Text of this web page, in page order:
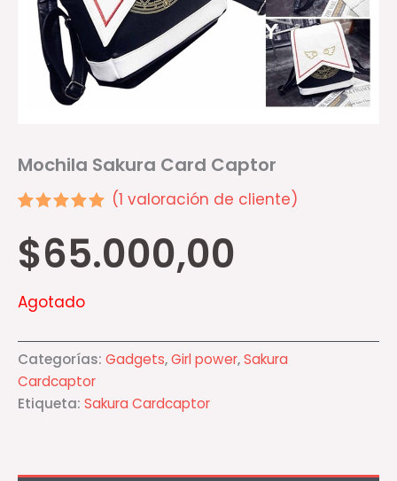
Mochila Sakura Card Captor
5.00
sobre 5
basado en
de cliente
(1 valoración de cliente)
$65.000,00
Agotado
Categorías: Gadgets,Girl power,Sakura
Cardcaptor
Etiqueta: Sakura Cardcaptor